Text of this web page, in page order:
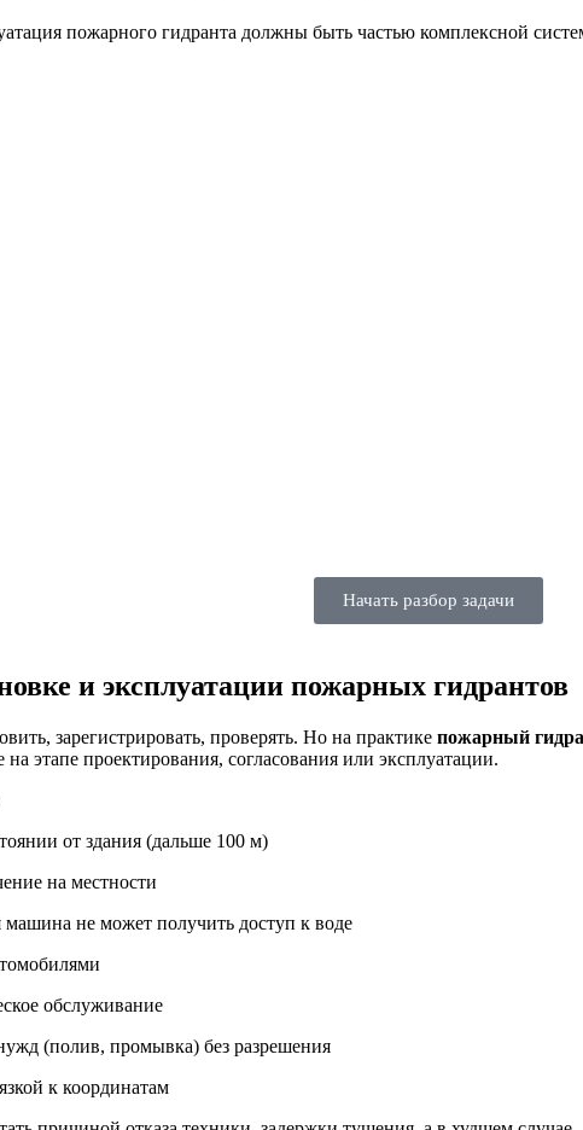
пожарного гидранта должны быть частью комплексной
Начать разбор задачи
и эксплуатации пожарных гидрантов
зарегистрировать, проверять. Но на практике пожарный
этапе проектирования, согласования или эксплуатации.
от здания (дальше 100 м)
на местности
не может получить доступ к воде
обслуживание
(полив, промывка) без разрешения
к координатам